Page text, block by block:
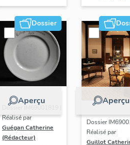
Dossier
Aperçu
Dossier IM69001819 |
Réalisé par
Guégan Catherine
(Rédacteur)
Aperçu
Dossier
Réalisé par
Guillot